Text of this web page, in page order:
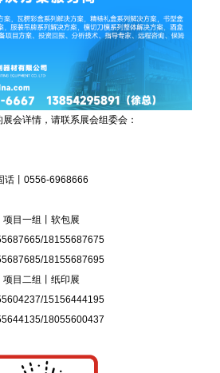
会详情，请联系展会组委会：
话丨0556-6968666
项目一组丨软包展
18155687675
18155687695
项目二组丨纸印展
15156444195
18055600437